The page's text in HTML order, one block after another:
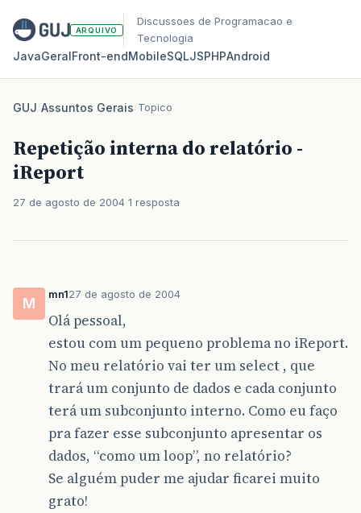
ARQUIVO
Discussoes de Programacao e
Tecnologia
JavaGeralFront‑endMobileSQLJSPHPAndroid
GUJ/Assuntos Gerais/Topico
Repetição interna do relatório -
iReport
27 de agosto de 2004 1 resposta
M
mn127 de agosto de 2004
Olá pessoal,
estou com um pequeno problema no iReport.
No meu relatório vai ter um select , que
trará um conjunto de dados e cada conjunto
terá um subconjunto interno. Como eu faço
pra fazer esse subconjunto apresentar os
dados, “como um loop”, no relatório?
Se alguém puder me ajudar ficarei muito
grato!